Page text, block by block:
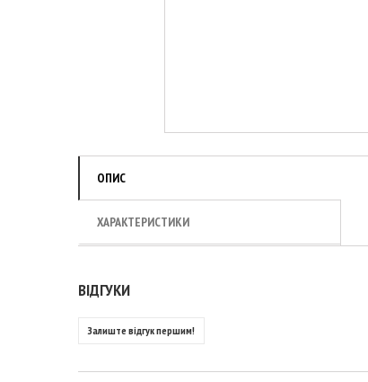
ОПИС
ХАРАКТЕРИСТИКИ
ВІДГУКИ
Залиште відгук першим!